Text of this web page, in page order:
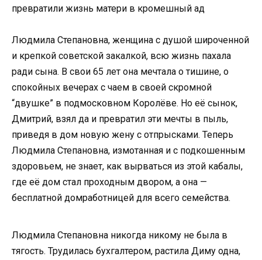
превратили жизнь матери в кромешный ад
Людмила Степановна, женщина с душой широченной
и крепкой советской закалкой, всю жизнь пахала
ради сына. В свои 65 лет она мечтала о тишине, о
спокойных вечерах с чаем в своей скромной
“двушке” в подмосковном Королёве. Но её сынок,
Дмитрий, взял да и превратил эти мечты в пыль,
приведя в дом новую жену с отпрысками. Теперь
Людмила Степановна, измотанная и с подкошенным
здоровьем, не знает, как вырваться из этой кабалы,
где её дом стал проходным двором, а она —
бесплатной домработницей для всего семейства.
Людмила Степановна никогда никому не была в
тягость. Трудилась бухгалтером, растила Диму одна,